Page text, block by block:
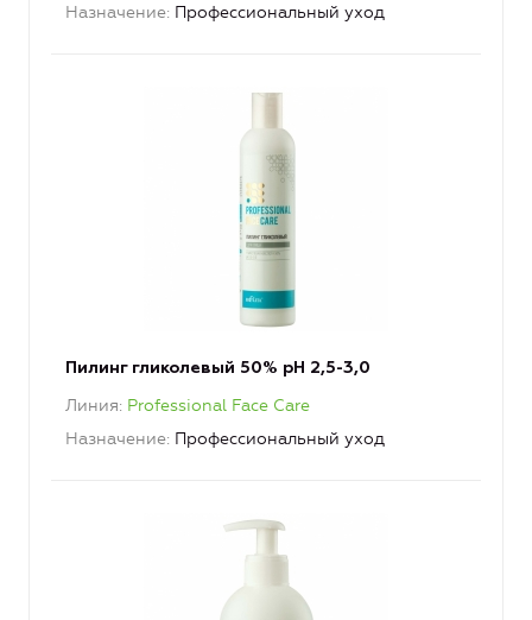
Назначение Профессиональный уход
Пилинг гликолевый 50% pH 2,5-3,0
Линия Professional Face Care
Назначение Профессиональный уход